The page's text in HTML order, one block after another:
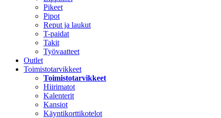
Pikeet
Pipot
Reput ja laukut
T-paidat
Takit
Työvaatteet
Outlet
Toimistotarvikkeet
Toimistotarvikkeet
Hiirimatot
Kalenterit
Kansiot
Käyntikorttikotelot